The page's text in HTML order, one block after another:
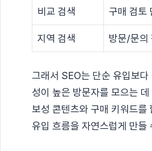
비교 검색 구매 검토
지역 검색 방문/문의
그래서 SEO는 단순 유입보
성이 높은 방문자를 모으는
보성 콘텐츠와 구매 키워드를
유입 흐름을 자연스럽게 만들